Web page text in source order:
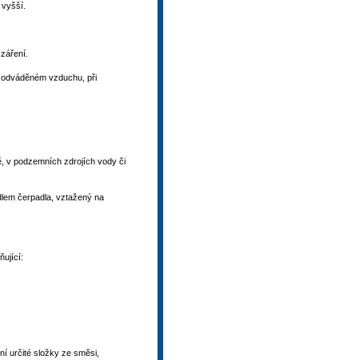
vzduchu, při
v podzemních zdrojích vody či
čerpadla, vztažený na
určité složky ze směsi,